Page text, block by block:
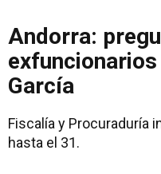
Andorra:
García
Fiscalía y Procuraduría
hasta el 31.